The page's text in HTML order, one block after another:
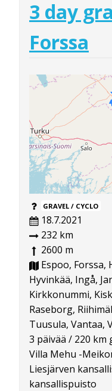
3 day
Forssa
GRAVEL / CYCLO
18.7.2021
232 km
2600 m
Espoo, Forssa,
Hyvinkää, Ingå,
Kirkkonummi,
Raseborg,
Tuusula, Vantaa,
3 päivää / 220 km
Villa Mehu -
Liesjärven
kansallispuisto